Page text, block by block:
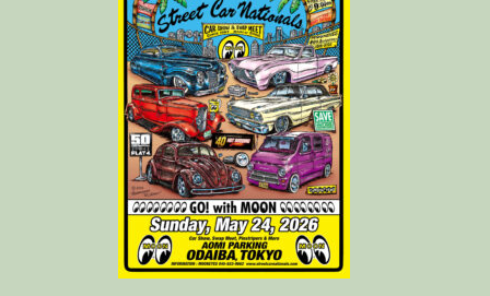
夜
の
営
業
や
っ
て
ま
す